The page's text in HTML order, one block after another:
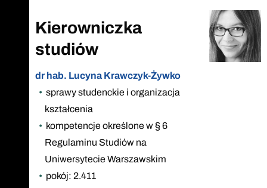
Kierowniczka
studiów
dr hab. Lucyna Krawczyk-Żywko
sprawy studenckie i organizacja
kształcenia
kompetencje określone w § 6
Regulaminu Studiów na
Uniwersytecie Warszawskim
pokój: 2.411